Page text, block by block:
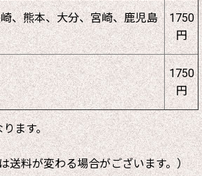
、熊本、大分、宮崎、鹿児島
1750
円
1750
円
ます。
料が変わる場合がございます。）